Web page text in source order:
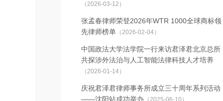
（2026-03-12）
张孟春律师荣登2026年WTR 1000全球商标领
先律师榜单 （2026-02-04）
中国政法大学法学院一行来访君泽君北京总所
共探涉外法治与人工智能法律科技人才培养
（2026-01-14）
庆祝君泽君律师事务所成立三十周年系列活动
——沈阳站成功举办 （2025-06-10）